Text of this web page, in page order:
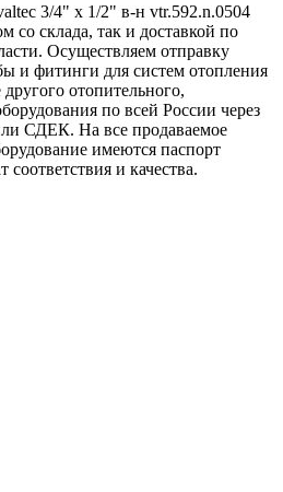
3/4" х 1/2" в-н vtr.592.n.0504
со склада, так и доставкой по
Осуществляем отправку
и фитинги для систем отопления
отопительного,
по всей России через
СДЕК. На все продаваемое
имеются паспорт
соответствия и качества.